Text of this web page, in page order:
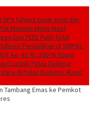
Tahuna Gelar Apel dan
Manado Minta Maaf
Dua PLTD Pulih Total
Pendidikan di SMPN1
ke- 81 RI, 100 % Rasio
Listriki Pulau Dudepo
di Pulau Dudepo, Rasio
Tambang Emas ke Pemkot